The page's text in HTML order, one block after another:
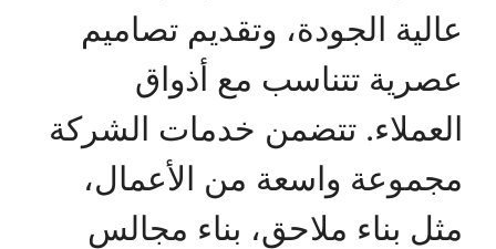
عالية الجودة، وتقديم تصاميم
عصرية تتناسب مع أذواق
العملاء. تتضمن خدمات الشركة
مجموعة واسعة من الأعمال،
مثل بناء ملاحق، بناء مجالس